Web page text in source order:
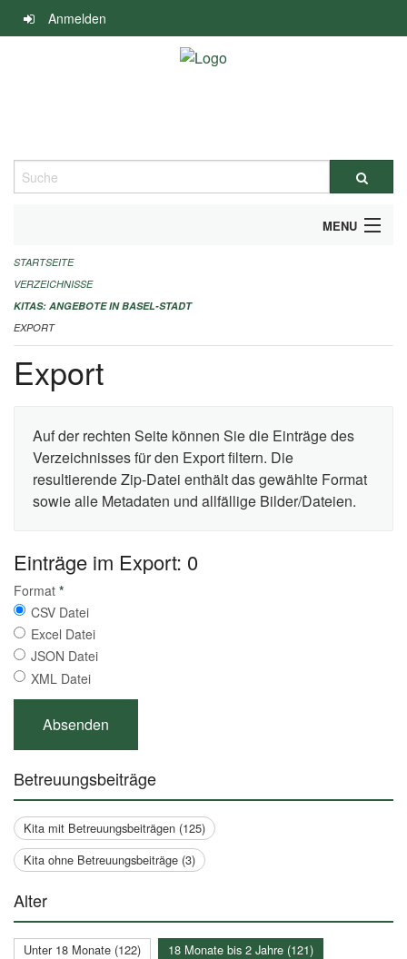
Navigation
überspringen
Anmelden
Suche
MENU
ALLGEMEINE INFORMATIONEN
IMPRESSUM
STARTSEITE
VERZEICHNISSE
KITAS: ANGEBOTE IN BASEL-STADT
EXPORT
Export
Auf der rechten Seite können Sie die Einträge des
Verzeichnisses für den Export filtern. Die
resultierende Zip-Datei enthält das gewählte Format
sowie alle Metadaten und allfällige Bilder/Dateien.
Einträge im Export: 0
Format *
CSV Datei
Excel Datei
JSON Datei
XML Datei
Betreuungsbeiträge
Kita mit Betreuungsbeiträgen (125)
Kita ohne Betreuungsbeiträge (3)
Alter
Unter 18 Monate (122)
18 Monate bis 2 Jahre (121)